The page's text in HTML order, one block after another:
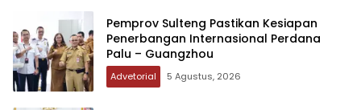
Pemprov Sulteng Pastikan Kesiapan
Penerbangan Internasional Perdana
Palu – Guangzhou
Advetorial 5 Agustus, 2026